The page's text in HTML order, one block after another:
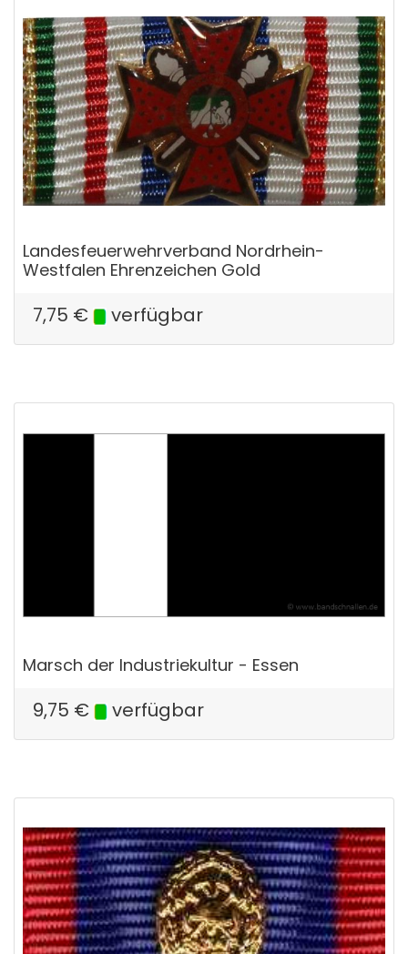
Landesfeuerwehrverband Nordrhein-
Westfalen Ehrenzeichen Gold
7,75 € verfügbar
Marsch der Industriekultur - Essen
9,75 € verfügbar